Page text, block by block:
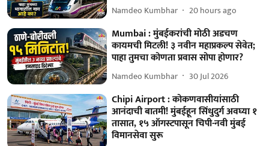
Namdeo Kumbhar 20 hours ago
Mumbai : मुंबईकरांची मोठी अडचण
कायमची मिटली! ३ नवीन महाप्रकल्प सेवेत;
पाहा तुमचा कोणता प्रवास सोपा होणार?
Namdeo Kumbhar 30 Jul 2026
Chipi Airport : कोकणवासीयांसाठी
आनंदाची बातमी! मुंबईहून सिंधुदुर्ग अवघ्या १
तासात, १५ ऑगस्टपासून चिपी-नवी मुंबई
विमानसेवा सुरू